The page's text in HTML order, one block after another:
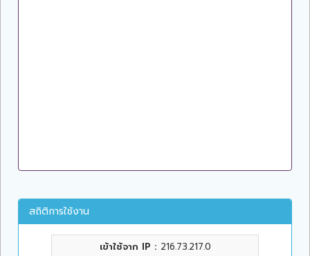
สถิติการใช้งาน
เข้าใช้จาก IP : 216.73.217.0